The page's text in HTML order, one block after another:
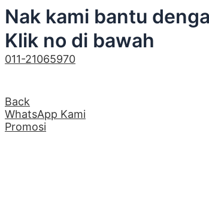
Nak kami bantu
Klik no di bawah
011-21065970
Back
WhatsApp Kami
Promosi